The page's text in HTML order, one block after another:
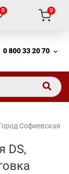
0 0
0 800 33 20 70
Софиевская
DS,